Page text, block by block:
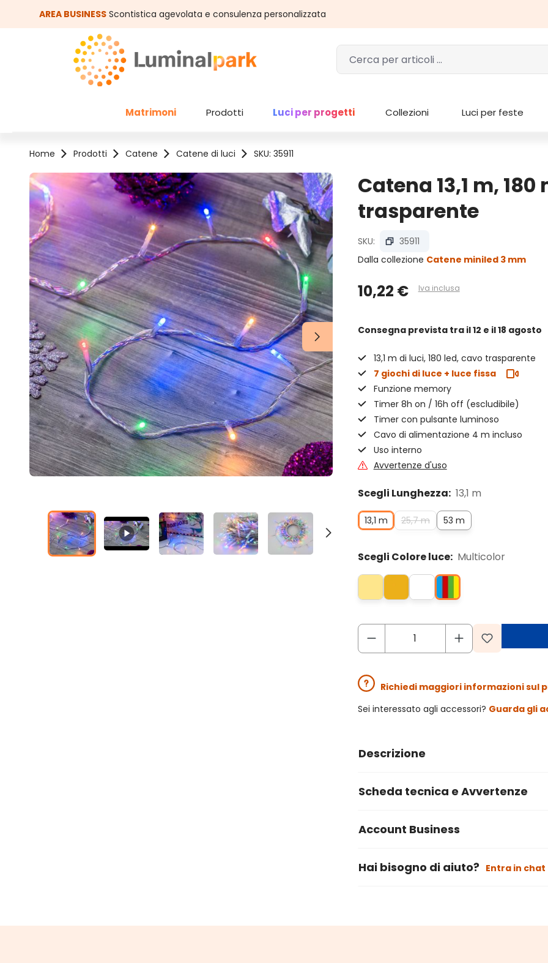
al contenuto principale
Salta alla ricerca
AREA BUSINESS Scontistica agevolata e consulenza personalizzata
Matrimoni Prodotti Luci per progetti Collezioni Luci per feste
Home Prodotti Catene Catene di luci SKU: 35911
Salta la galleria di immagini
Catena 13,1 m,
trasparente
SKU:
35911
Dalla collezione Catene miniled 3 mm
10,22 € Iva inclusa
Consegna prevista tra il 12 e il 18 agosto
13,1 m di luci, 180 led, cavo trasparente
7 giochi di luce + luce fissa
Funzione memory
Timer 8h on / 16h off (escludibile)
Timer con pulsante luminoso
Cavo di alimentazione 4 m incluso
Uso interno
Avvertenze d'uso
Scegli Lunghezza: 13,1 m
13,1 m 25,7 m 53 m
Scegli Colore luce: Multicolor
Richiedi maggiori informazioni sul
Sei interessato agli accessori? Guarda gli
Descrizione
Scheda tecnica e Avvertenze
Account Business
Hai bisogno di aiuto? Entra in chat